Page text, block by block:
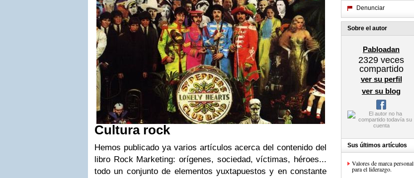
Cultura rock
Hemos publicado ya varios artículos acerca del contenido del
libro Rock Marketing: orígenes, sociedad, víctimas, héroes...
todo un conjunto de elementos yuxtapuestos y en constante
Denunciar
Sobre el autor
Pabloadan
2329 veces
compartido
ver su perfil
ver su blog
Sus últimos artículos
Valores de marca personal
para el liderazgo.